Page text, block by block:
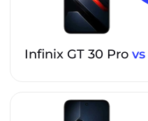
Infinix GT 30 Pro vs